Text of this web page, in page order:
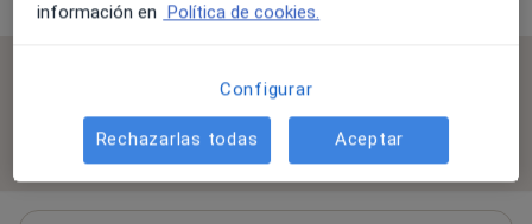
Todos los especialistas de esta clínica solo aceptan
pacientes privados.
información en Política de cookies.
Configurar
Rechazarlas todas Aceptar